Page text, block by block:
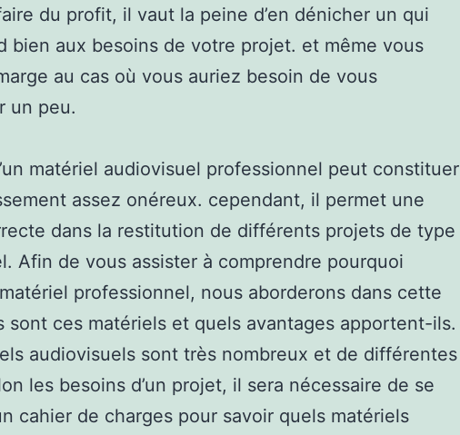
du profit, il vaut la peine d’en dénicher un qui
bien aux besoins de votre projet. et même vous
au cas où vous auriez besoin de vous
un peu.
matériel audiovisuel professionnel peut constituer
assez onéreux. cependant, il permet une
dans la restitution de différents projets de type
Afin de vous assister à comprendre pourquoi
professionnel, nous aborderons dans cette
sont ces matériels et quels avantages apportent-ils.
audiovisuels sont très nombreux et de différentes
les besoins d’un projet, il sera nécessaire de se
cahier de charges pour savoir quels matériels